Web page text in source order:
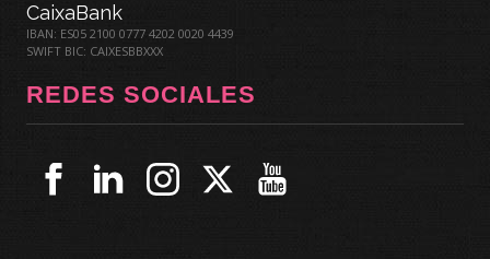
CaixaBank
IBAN: ES05 2100 0777 4202 0020 4439
SWIFT BIC: CAIXESBBXXX
REDES SOCIALES